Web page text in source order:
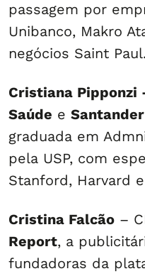
passagem por
Unibanco, Makro
negócios Saint Paul.
Cristiana Pipponzi
Saúde e
graduada em
pela USP, com
Stanford, Harvard
Cristina Falcão –
Report, a
fundadoras da